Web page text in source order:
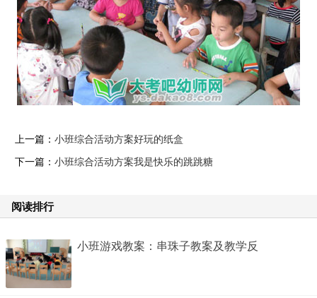
上一篇： 小班综合活动方案好玩的纸盒
下一篇： 小班综合活动方案我是快乐的跳跳糖
阅读排行
小班游戏教案：串珠子教案及教学反